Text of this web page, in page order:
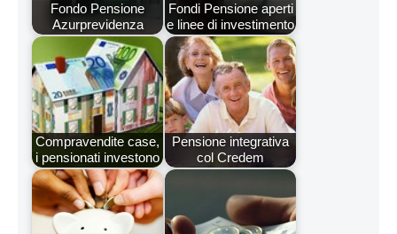
Fondo Pensione
Azurprevidenza
Fondi Pensione aperti
e linee di investimento
Compravendite case,
i pensionati investono
Pensione integrativa
col Credem